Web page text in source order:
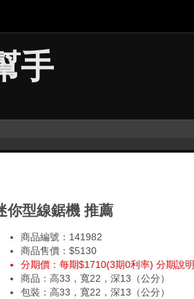
手
你型線鋸機 推薦
商品編號：141982
商品售價：$5130
分期價：每期$1710(3期0利率) 分期說明
商品：高33，寬22，深13（公分）
包裝：高33，寬22，深13（公分）